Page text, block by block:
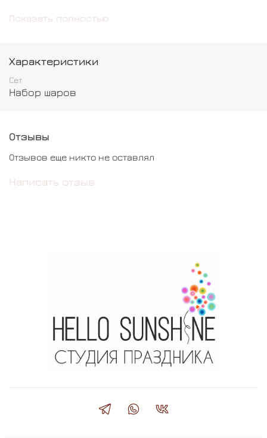
Шар дедмороз - 1 шт
Показать полностью
Характеристики
Сет
Набор шаров
Отзывы
Отзывов еще никто не оставлял
Написать отзыв